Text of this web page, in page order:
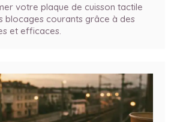
votre plaque de cuisson tactile
blocages courants grâce à des
et efficaces.